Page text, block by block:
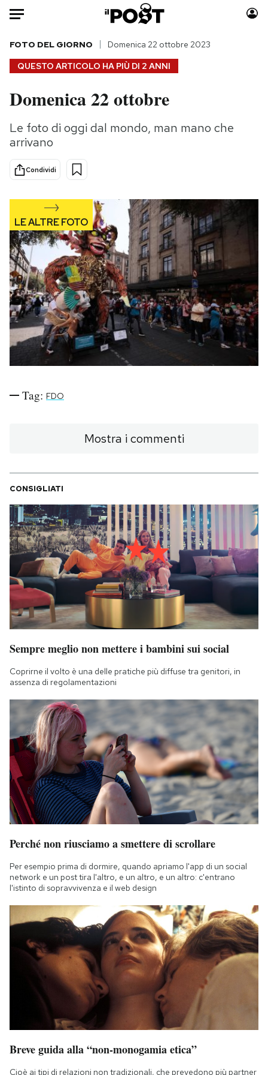
Auto
HOME
Italia
Politica
Internet
Cultura
Economia
Sport
Moda
Consumismi
Europa
Altrecose
Mondiali calcio 2026
PODCAST
NEWSLETTER
AREA PERSONALE
Area Personale
Newsletter
Notifiche mobile
Regala il Post
Hai bisogno di aiuto?
Esci
QUESTO ARTICOLO HA PIÙ DI 2 ANNI
FOTO DEL GIORNO Domenica 22 ottobre 2023
Domenica 22 ottobre
Le foto di oggi dal mondo, man mano che
arrivano
Condividi
Tag: FDO
Mostra i commenti
CONSIGLIATI
Sempre meglio non mettere i bambini sui social
Coprirne il volto è una delle pratiche più diffuse tra genitori, in
assenza di regolamentazioni
Perché non riusciamo a smettere di scrollare
Per esempio prima di dormire, quando apriamo l'app di un social
network e un post tira l'altro, e un altro, e un altro: c'entrano
l'istinto di sopravvivenza e il web design
Breve guida alla “non-monogamia etica”
Cioè ai tipi di relazioni non tradizionali, che prevedono più partner